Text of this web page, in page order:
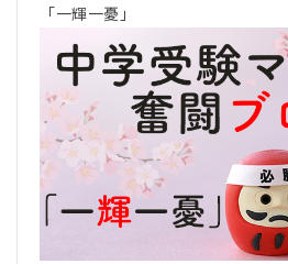
「一輝一憂」